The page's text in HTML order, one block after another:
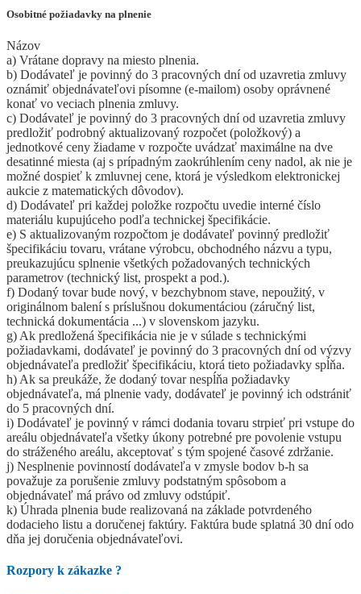
Osobitné požiadavky na plnenie
Názov
a) Vrátane dopravy na miesto plnenia.
b) Dodávateľ je povinný do 3 pracovných dní od uzavretia zmluvy
oznámiť objednávateľovi písomne (e-mailom) osoby oprávnené
konať vo veciach plnenia zmluvy.
c) Dodávateľ je povinný do 3 pracovných dní od uzavretia zmluvy
predložiť podrobný aktualizovaný rozpočet (položkový) a
jednotkové ceny žiadame v rozpočte uvádzať maximálne na dve
desatinné miesta (aj s prípadným zaokrúhlením ceny nadol, ak nie je
možné dospieť k zmluvnej cene, ktorá je výsledkom elektronickej
aukcie z matematických dôvodov).
d) Dodávateľ pri každej položke rozpočtu uvedie interné číslo
materiálu kupujúceho podľa technickej špecifikácie.
e) S aktualizovaným rozpočtom je dodávateľ povinný predložiť
špecifikáciu tovaru, vrátane výrobcu, obchodného názvu a typu,
preukazujúcu splnenie všetkých požadovaných technických
parametrov (technický list, prospekt a pod.).
f) Dodaný tovar bude nový, v bezchybnom stave, nepoužitý, v
originálnom balení s príslušnou dokumentáciou (záručný list,
technická dokumentácia ...) v slovenskom jazyku.
g) Ak predložená špecifikácia nie je v súlade s technickými
požiadavkami, dodávateľ je povinný do 3 pracovných dní od výzvy
objednávateľa predložiť špecifikáciu, ktorá tieto požiadavky spĺňa.
h) Ak sa preukáže, že dodaný tovar nespĺňa požiadavky
objednávateľa, má plnenie vady, dodávateľ je povinný ich odstrániť
do 5 pracovných dní.
i) Dodávateľ je povinný v rámci dodania tovaru strpieť pri vstupe do
areálu objednávateľa všetky úkony potrebné pre povolenie vstupu
do stráženého areálu, akceptovať s tým spojené časové zdržanie.
j) Nesplnenie povinností dodávateľa v zmysle bodov b-h sa
považuje za porušenie zmluvy podstatným spôsobom a
objednávateľ má právo od zmluvy odstúpiť.
k) Úhrada plnenia bude realizovaná na základe potvrdeného
dodacieho listu a doručenej faktúry. Faktúra bude splatná 30 dní odo
dňa jej doručenia objednávateľovi.
Rozpory k zákazke ?